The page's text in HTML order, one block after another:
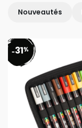
Nouveautés
-31%